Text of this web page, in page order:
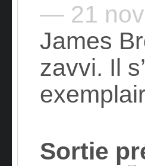
— 21
James
zavvi. Il
Sortie